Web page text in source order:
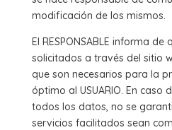
modificación de los mismos.
El RESPONSABLE informa
solicitados a través del sitio
que son necesarios para la
óptimo al USUARIO. En caso
todos los datos, no se
servicios facilitados sean